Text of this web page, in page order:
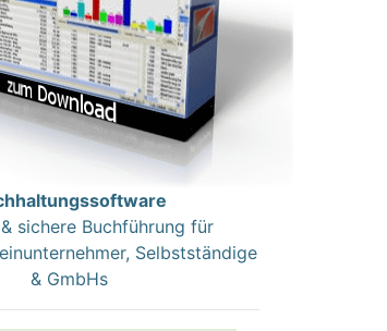
sichere Buchführung für
Selbstständige
& GmbHs